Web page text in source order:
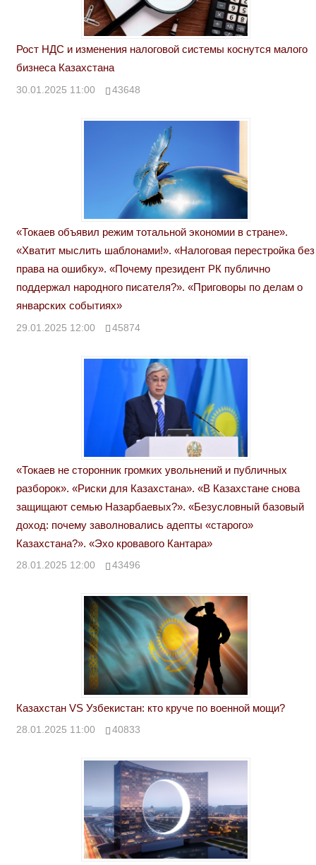
Рост НДС и изменения налоговой системы коснутся малого
бизнеса Казахстана
30.01.2025 11:00 43648
«Токаев объявил режим тотальной экономии в стране».
«Хватит мыслить шаблонами!». «Налоговая перестройка без
права на ошибку». «Почему президент РК публично
поддержал народного писателя?». «Приговоры по делам о
январских событиях»
29.01.2025 12:00 45874
«Токаев не сторонник громких увольнений и публичных
разборок». «Риски для Казахстана». «В Казахстане снова
защищают семью Назарбаевых?». «Безусловный базовый
доход: почему заволновались адепты «старого»
Казахстана?». «Эхо кровавого Кантара»
28.01.2025 12:00 43496
Казахстан VS Узбекистан: кто круче по военной мощи?
28.01.2025 11:00 40833